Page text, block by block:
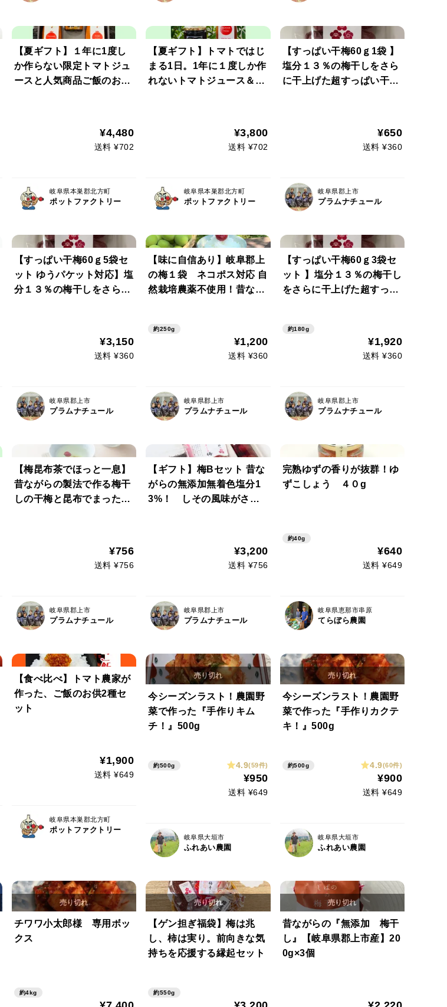
【夏ギフト】１年に1度し
か作らない限定トマトジュ
ースと人気商品ご飯のお供
¥4,480
送料 ¥702
岐阜県本巣郡北方町
ポットファクトリー
【夏ギフト】トマトではじ
まる1日。1年に１度しか作
れないトマトジュース＆ご
¥3,800
送料 ¥702
岐阜県本巣郡北方町
ポットファクトリー
【すっぱい干梅60ｇ1袋 】
塩分１３％の梅干しをさら
に干上げた超すっぱい干
¥650
送料 ¥360
岐阜県郡上市
プラムナチュール
【すっぱい干梅60ｇ5袋セ
ット ゆうパケット対応】塩
分１３％の梅干しをさらに
¥3,150
送料 ¥360
岐阜県郡上市
プラムナチュール
【味に自信あり】岐阜郡上
の梅１袋 ネコポス対応 自
然栽培農薬不使用！昔なが
やかなやみつきになる梅干
約250g
¥1,200
送料 ¥360
岐阜県郡上市
プラムナチュール
【すっぱい干梅60ｇ3袋セ
ット 】塩分１３％の梅干し
をさらに干上げた超すっぱ
約180g
¥1,920
送料 ¥360
岐阜県郡上市
プラムナチュール
【梅昆布茶でほっと一息】
昔ながらの製法で作る梅干
しの干梅と昆布でまったり
¥756
送料 ¥756
岐阜県郡上市
プラムナチュール
【ギフト】梅Bセット 昔な
がらの無添加無着色塩分1
3%！ しその風味がさわ
¥3,200
送料 ¥756
岐阜県郡上市
プラムナチュール
完熟ゆずの香りが抜群！ゆ
ずこしょう ４０g
約40g
¥640
送料 ¥649
岐阜県恵那市串原
てらぼら農園
【食べ比べ】トマト農家が
作った、ご飯のお供2種セ
ット
¥1,900
送料 ¥649
岐阜県本巣郡北方町
ポットファクトリー
今シーズンラスト！農園野
菜で作った『手作りキム
チ！』500g
約500g 4.9(59件)
¥950
送料 ¥649
岐阜県大垣市
ふれあい農園
今シーズンラスト！農園野
菜で作った『手作りカクテ
キ！』500g
約500g 4.9(60件)
¥900
送料 ¥649
岐阜県大垣市
ふれあい農園
チワワ小太郎様 専用ボッ
クス
約4kg
【ゲン担ぎ福袋】梅は兆
し、柿は実り。前向きな気
持ちを応援する縁起セット
約550g
昔ながらの『無添加 梅干
し』【岐阜県郡上市産】20
0g×3個